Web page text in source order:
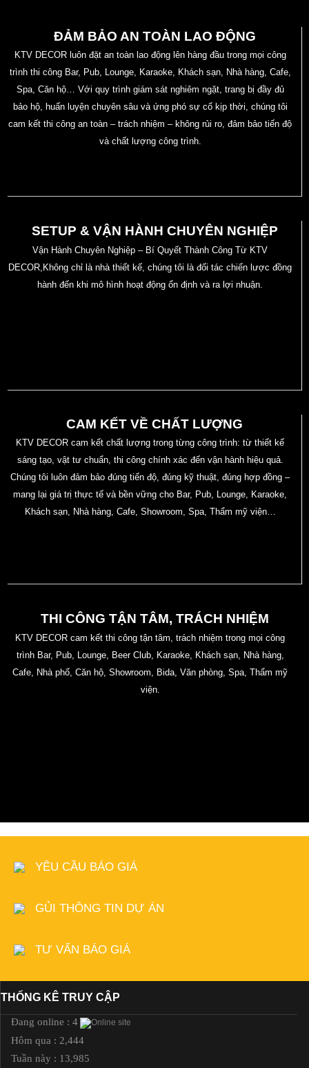
ĐẢM BẢO AN TOÀN LAO ĐỘNG
KTV DECOR luôn đặt an toàn lao động lên hàng đầu trong mọi công
trình thi công Bar, Pub, Lounge, Karaoke, Khách sạn, Nhà hàng, Cafe,
Spa, Căn hộ… Với quy trình giám sát nghiêm ngặt, trang bị đầy đủ
bảo hộ, huấn luyện chuyên sâu và ứng phó sự cố kịp thời, chúng tôi
cam kết thi công an toàn – trách nhiệm – không rủi ro, đảm bảo tiến độ
và chất lượng công trình.
SETUP & VẬN HÀNH CHUYÊN NGHIỆP
Vận Hành Chuyên Nghiệp – Bí Quyết Thành Công Từ KTV
DECOR,Không chỉ là nhà thiết kế, chúng tôi là đối tác chiến lược đồng
hành đến khi mô hình hoạt động ổn định và ra lợi nhuận.
CAM KẾT VỀ CHẤT LƯỢNG
KTV DECOR cam kết chất lượng trong từng công trình: từ thiết kế
sáng tạo, vật tư chuẩn, thi công chính xác đến vận hành hiệu quả.
Chúng tôi luôn đảm bảo đúng tiến độ, đúng kỹ thuật, đúng hợp đồng –
mang lại giá trị thực tế và bền vững cho Bar, Pub, Lounge, Karaoke,
Khách sạn, Nhà hàng, Cafe, Showroom, Spa, Thẩm mỹ viện…
THI CÔNG TẬN TÂM, TRÁCH NHIỆM
KTV DECOR cam kết thi công tận tâm, trách nhiệm trong mọi công
trình Bar, Pub, Lounge, Beer Club, Karaoke, Khách sạn, Nhà hàng,
Cafe, Nhà phố, Căn hộ, Showroom, Bida, Văn phòng, Spa, Thẩm mỹ
viện.
YÊU CẦU BÁO GIÁ
GỦI THÔNG TIN DỰ ÁN
TƯ VẤN BÁO GIÁ
THỐNG KÊ TRUY CẬP
Đang online : 4
Hôm qua : 2,444
Tuần này : 13,985